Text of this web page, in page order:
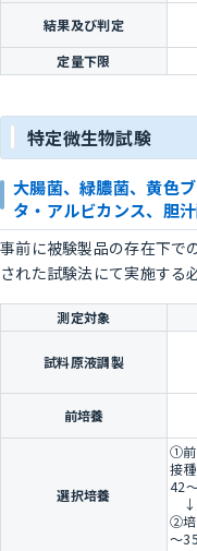
結果及び判定
定量下限
特定微生物試験
大腸菌、緑膿菌、黄色
タ・アルビカンス、胆
事前に被験製品の存在下で
された試験法にて実施する
測定対象
試料原液調製
前培養
選択培養
①前
接種
42
↓
②培
～